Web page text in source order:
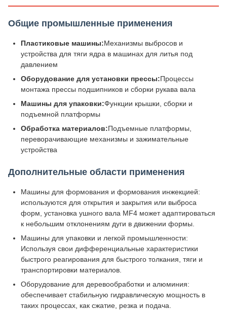
Общие промышленные применения
Пластиковые машины:Механизмы выбросов и
устройства для тяги ядра в машинах для литья под
давлением
Оборудование для установки прессы:Процессы
монтажа прессы подшипников и сборки рукава вала
Машины для упаковки:Функции крышки, сборки и
подъемной платформы
Обработка материалов:Подъемные платформы,
переворачивающие механизмы и зажимательные
устройства
Дополнительные области применения
Машины для формования и формования инжекцией:
используются для открытия и закрытия или выброса
форм, установка ушного вала MF4 может адаптироваться
к небольшим отклонениям дуги в движении формы.
Машины для упаковки и легкой промышленности:
Используя свои дифференциальные характеристики
быстрого реагирования для быстрого толкания, тяги и
транспортировки материалов.
Оборудование для деревообработки и алюминия:
обеспечивает стабильную гидравлическую мощность в
таких процессах, как сжатие, резка и подача.